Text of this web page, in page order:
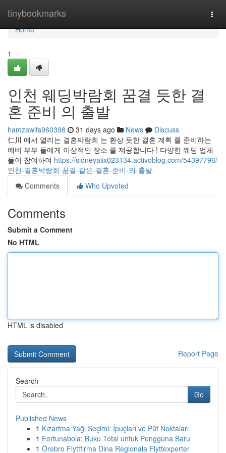
tinybookmarks
Home
Home
1
인천 웨딩박람회 꿈결 듯한 결
혼 준비 의 출발
hamzawlfs960398 31 days ago News
Discuss
仁川 에서 열리는 결혼박람회 는 환상 듯한 결혼 계획 를 준비하는
예비 부부 들에게 이상적인 장소 를 제공합니다 ! 다양한 웨딩 업체
들이 참여하여 https://sidneyaiix023134.activoblog.com/54397796/
인천-결혼박람회-꿈결-같은-결혼-준비-의-출발
Comments
Who Upvoted
Comments
Submit a Comment
No HTML
HTML is disabled
Report Page
Search
Go
Published News
1 Kızartma Yağı Seçimi: İpuçları ve Püf Noktaları
1 Fortunabola: Buku Total untuk Pengguna Baru
1 Örebro Flyttfirma Dina Regionala Flyttexperter